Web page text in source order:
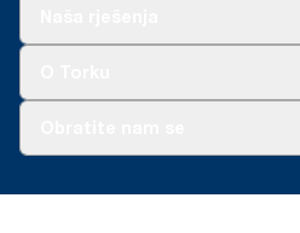
+385 913 900 004